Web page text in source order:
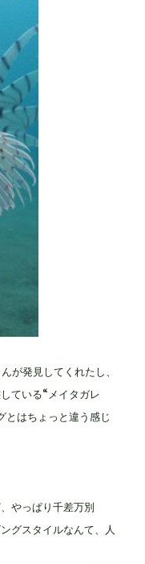
が発見してくれたし、
ている“メイタガレ
とはちょっと違う感じ
やっぱり千差万別
グスタイルなんて、人